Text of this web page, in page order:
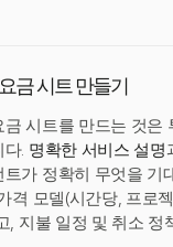
금 시트 만들기
시트를 만드는 것은
. 명확한 서비스 설명
가 정확히 무엇을 기
격 모델(시간당, 프로
, 지불 일정 및 취소 정